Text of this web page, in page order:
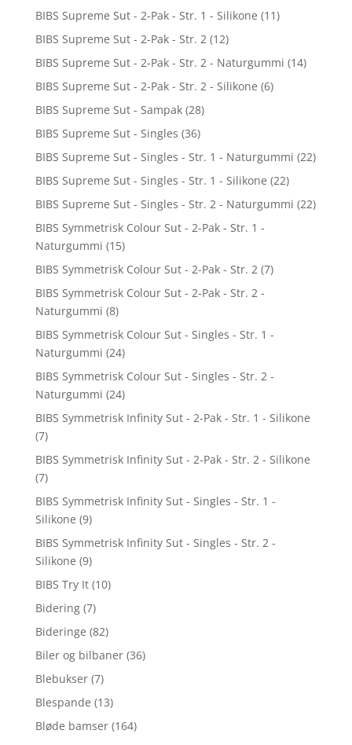
BIBS Supreme Sut - 2-Pak - Str. 1 - Silikone (11)
BIBS Supreme Sut - 2-Pak - Str. 2 (12)
BIBS Supreme Sut - 2-Pak - Str. 2 - Naturgummi (14)
BIBS Supreme Sut - 2-Pak - Str. 2 - Silikone (6)
BIBS Supreme Sut - Sampak (28)
BIBS Supreme Sut - Singles (36)
BIBS Supreme Sut - Singles - Str. 1 - Naturgummi (22)
BIBS Supreme Sut - Singles - Str. 1 - Silikone (22)
BIBS Supreme Sut - Singles - Str. 2 - Naturgummi (22)
BIBS Symmetrisk Colour Sut - 2-Pak - Str. 1 -
Naturgummi (15)
BIBS Symmetrisk Colour Sut - 2-Pak - Str. 2 (7)
BIBS Symmetrisk Colour Sut - 2-Pak - Str. 2 -
Naturgummi (8)
BIBS Symmetrisk Colour Sut - Singles - Str. 1 -
Naturgummi (24)
BIBS Symmetrisk Colour Sut - Singles - Str. 2 -
Naturgummi (24)
BIBS Symmetrisk Infinity Sut - 2-Pak - Str. 1 - Silikone
(7)
BIBS Symmetrisk Infinity Sut - 2-Pak - Str. 2 - Silikone
(7)
BIBS Symmetrisk Infinity Sut - Singles - Str. 1 -
Silikone (9)
BIBS Symmetrisk Infinity Sut - Singles - Str. 2 -
Silikone (9)
BIBS Try It (10)
Bidering (7)
Bideringe (82)
Biler og bilbaner (36)
Blebukser (7)
Blespande (13)
Bløde bamser (164)